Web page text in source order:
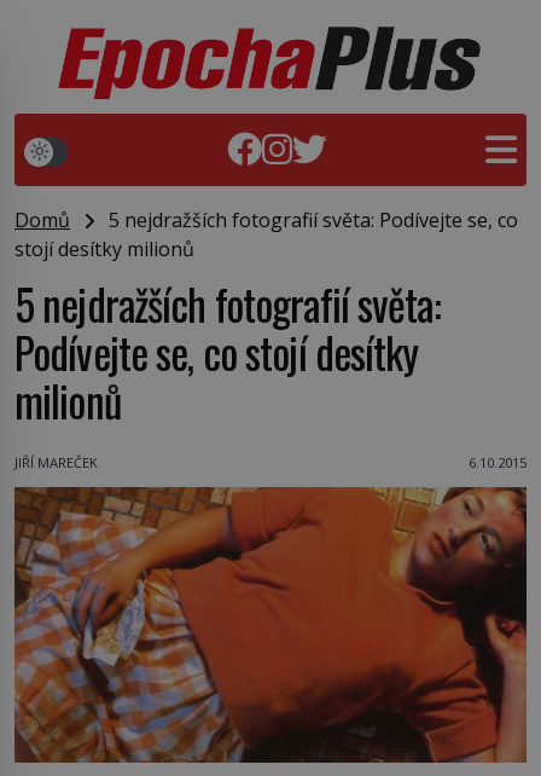
Domů
5 nejdražších fotografií světa: Podívejte se, co
stojí desítky milionů
5 nejdražších fotografií světa:
Podívejte se, co stojí desítky
milionů
JIŘÍ MAREČEK 6.10.2015